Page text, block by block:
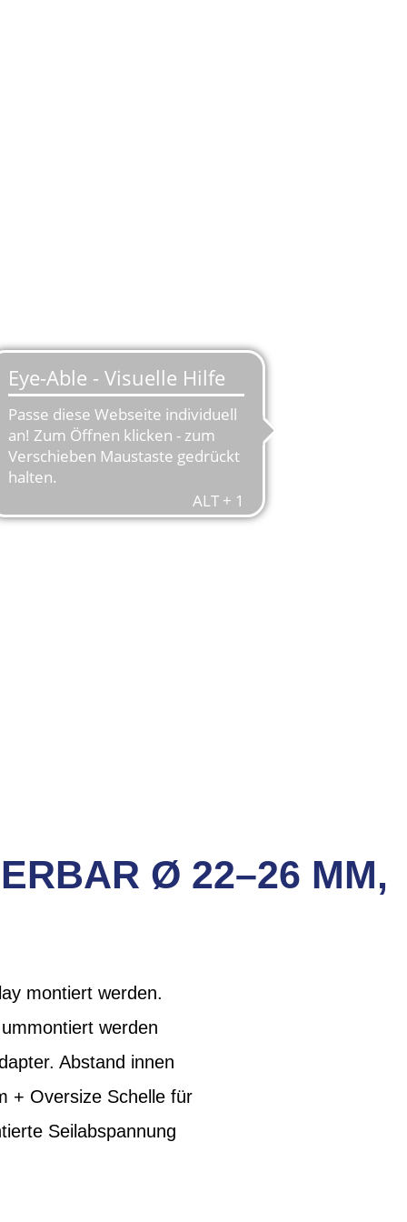
Ø 22–26 MM,
montiert werden.
werden
Abstand innen
+ Oversize Schelle für
Seilabspannung